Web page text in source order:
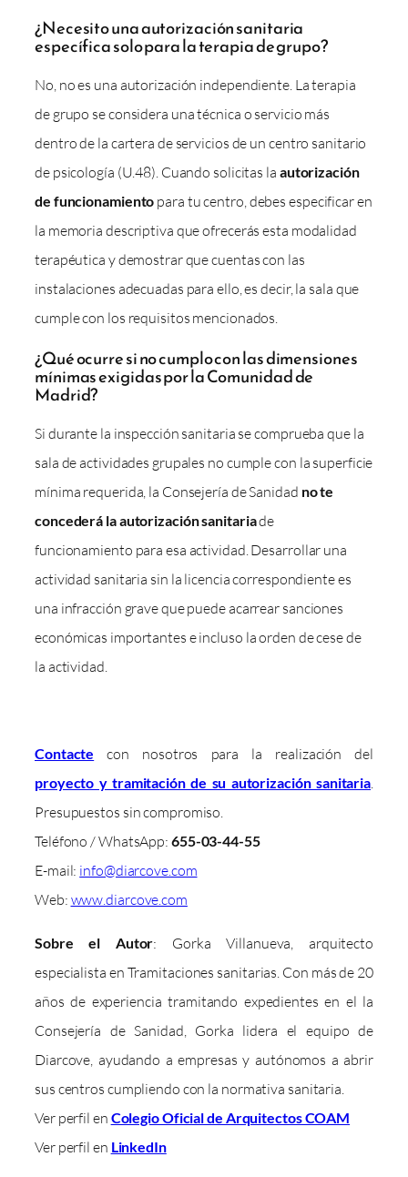
¿Necesito una autorización sanitaria
específica solo para la terapia de grupo?
No, no es una autorización independiente. La terapia
de grupo se considera una técnica o servicio más
dentro de la cartera de servicios de un centro sanitario
de psicología (U.48). Cuando solicitas la autorización
de funcionamiento para tu centro, debes especificar en
la memoria descriptiva que ofrecerás esta modalidad
terapéutica y demostrar que cuentas con las
instalaciones adecuadas para ello, es decir, la sala que
cumple con los requisitos mencionados.
¿Qué ocurre si no cumplo con las dimensiones
mínimas exigidas por la Comunidad de
Madrid?
Si durante la inspección sanitaria se comprueba que la
sala de actividades grupales no cumple con la superficie
mínima requerida, la Consejería de Sanidad no te
concederá la autorización sanitariade
funcionamiento para esa actividad. Desarrollar una
actividad sanitaria sin la licencia correspondiente es
una infracción grave que puede acarrear sanciones
económicas importantes e incluso la orden de cese de
la actividad.
Contacte con nosotros para la realización del
proyecto y tramitación de su autorización sanitaria
Presupuestos sin compromiso.
Teléfono / WhatsApp: 655-03-44-55
E-mail: info@diarcove.com
Web: www.diarcove.com
Sobre el Autor: Gorka Villanueva, arquitecto
especialista en Tramitaciones sanitarias. Con más de 20
años de experiencia tramitando expedientes en el la
Consejería de Sanidad, Gorka lidera el equipo de
Diarcove, ayudando a empresas y autónomos a abrir
sus centros cumpliendo con la normativa sanitaria.
Ver perfil en Colegio Oficial de Arquitectos COAM
Ver perfil en LinkedIn